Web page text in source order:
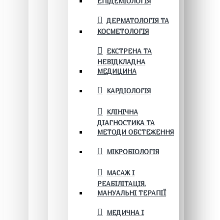
ДЕРМАТОЛОГІЯ ТА
КОСМЕТОЛОГІЯ
ЕКСТРЕНА ТА
НЕВІДКЛАДНА
МЕДИЦИНА
КАРДІОЛОГІЯ
КЛІНІЧНА
ДІАГНОСТИКА ТА
МЕТОДИ ОБСТЕЖЕННЯ
МІКРОБІОЛОГІЯ
МАСАЖ І
РЕАБІЛІТАЦІЯ.
МАНУАЛЬНІ ТЕРАПІЇ
МЕДИЧНА І